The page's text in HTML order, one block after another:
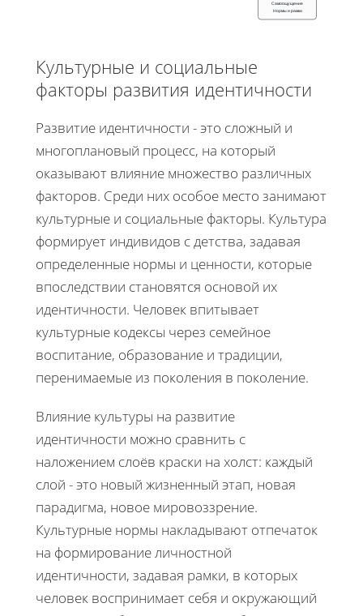
Самоощущение
Нормы и рамки
Культурные и социальные
факторы развития идентичности
Развитие идентичности - это сложный и
многоплановый процесс, на который
оказывают влияние множество различных
факторов. Среди них особое место занимают
культурные и социальные факторы. Культура
формирует индивидов с детства, задавая
определенные нормы и ценности, которые
впоследствии становятся основой их
идентичности. Человек впитывает
культурные кодексы через семейное
воспитание, образование и традиции,
перенимаемые из поколения в поколение.
Влияние культуры на развитие
идентичности можно сравнить с
наложением слоёв краски на холст: каждый
слой - это новый жизненный этап, новая
парадигма, новое мировоззрение.
Культурные нормы накладывают отпечаток
на формирование личностной
идентичности, задавая рамки, в которых
человек воспринимает себя и окружающий